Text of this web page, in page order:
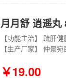
月月舒 逍遥丸
【功能主治】 疏肝
【生产厂家】 仲景
￥19.00